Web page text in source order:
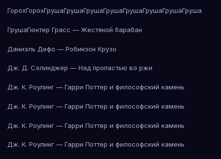
ГорохГорохГрушаГрушаГрушаГрушаГрушаГрушаГрушаГруша
ГрушаГюнтер Грасс — Жестяной барабан
Даниэль Дефо — Робинзон Крузо
Дж. Д. Сэлинджер — Над пропастью во ржи
Дж. К. Роулинг — Гарри Поттер и философский камень
Дж. К. Роулинг — Гарри Поттер и философский камень
Дж. К. Роулинг — Гарри Поттер и философский камень
Дж. К. Роулинг — Гарри Поттер и философский камень